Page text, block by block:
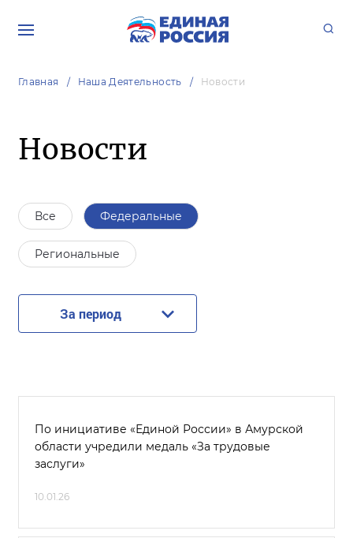
Главная Наша Деятельность Новости
Новости
Все Федеральные
Региональные
За период
По инициативе «Единой России» в Амурской
области учредили медаль «За трудовые
заслуги»
10.01.26